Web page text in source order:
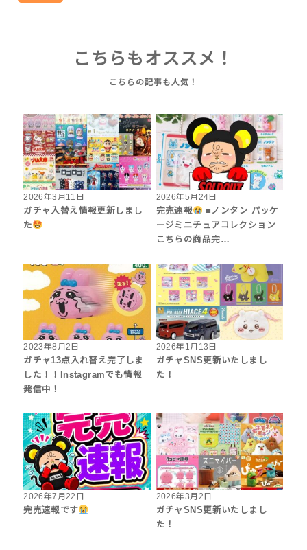
こちらもオススメ！
2026年3月11日
ガチャ入替え情報更新しまし
た
2026年5月24日
完売速報
■ノンタン パッケ
ージミニチュアコレクション
こちらの商品完…
2023年8月2日
ガチャ13点入れ替え完了しま
した！！Instagramでも情報
発信中！
2026年1月13日
ガチャSNS更新いたしまし
た！
2026年7月22日
完売速報です
2026年3月2日
ガチャSNS更新いたしまし
た！